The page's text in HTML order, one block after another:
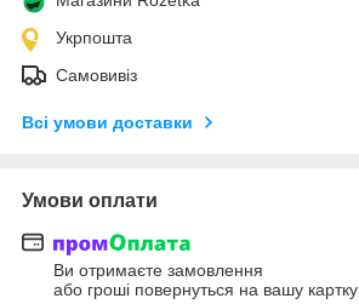
Укрпошта
Самовивіз
Всі умови доставки
Умови оплати
Ви отримаєте замовлення
або гроші повернуться на вашу картку